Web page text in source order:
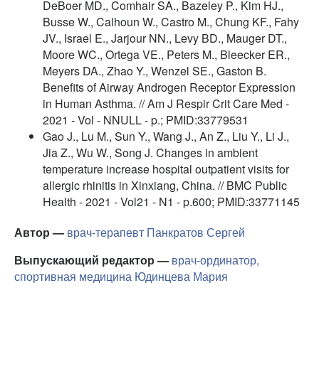
DeBoer MD., Comhair SA., Bazeley P., Kim HJ.,
Busse W., Calhoun W., Castro M., Chung KF., Fahy
JV., Israel E., Jarjour NN., Levy BD., Mauger DT.,
Moore WC., Ortega VE., Peters M., Bleecker ER.,
Meyers DA., Zhao Y., Wenzel SE., Gaston B.
Benefits of Airway Androgen Receptor Expression
in Human Asthma. // Am J Respir Crit Care Med -
2021 - Vol - NNULL - p.; PMID:33779531
Gao J., Lu M., Sun Y., Wang J., An Z., Liu Y., Li J.,
Jia Z., Wu W., Song J. Changes in ambient
temperature increase hospital outpatient visits for
allergic rhinitis in Xinxiang, China. // BMC Public
Health - 2021 - Vol21 - N1 - p.600; PMID:33771145
Автор — врач-терапевт Панкратов Сергей
Выпускающий редактор — врач-ординатор,
спортивная медицина Юдинцева Мария